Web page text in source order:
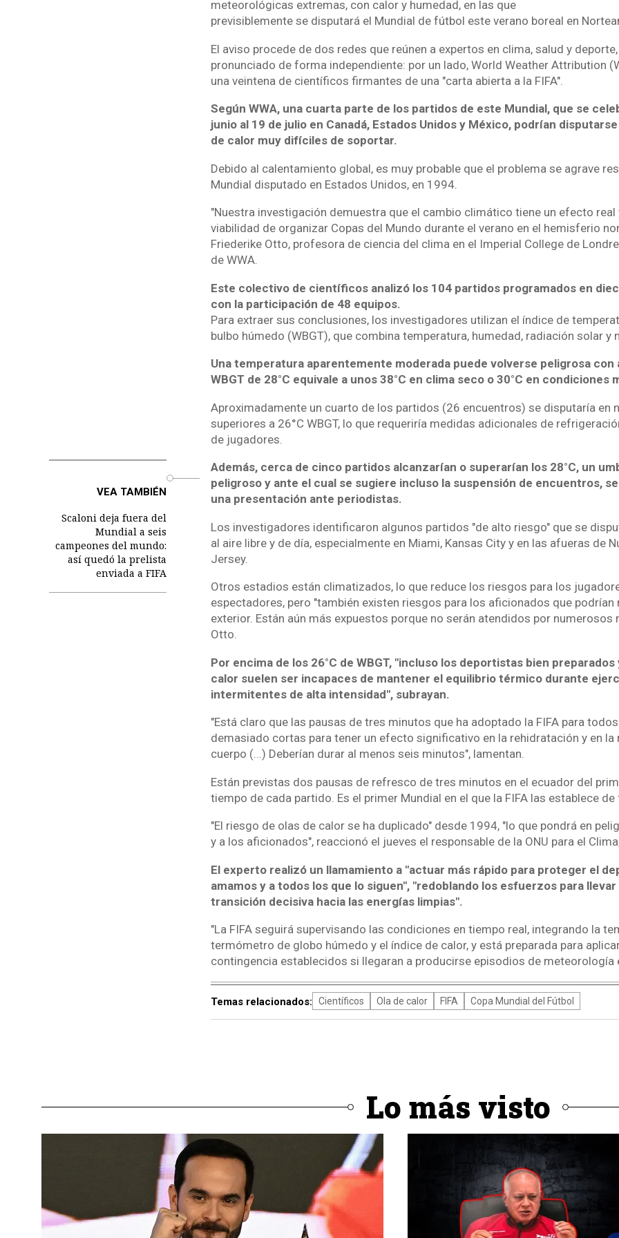
meteorológicas extremas, con calor y humedad, en las que
previsiblemente se disputará el Mundial de fútbol este verano boreal en
El aviso procede de dos redes que reúnen a expertos en clima, salud y
pronunciado de forma independiente: por un lado, World Weather Attribution
una veintena de científicos firmantes de una "carta abierta a la FIFA".
Según WWA, una cuarta parte de los partidos de este Mundial, que se
junio al 19 de julio en Canadá, Estados Unidos y México, podrían
de calor muy difíciles de soportar.
Debido al calentamiento global, es muy probable que el problema se agrave
Mundial disputado en Estados Unidos, en 1994.
"Nuestra investigación demuestra que el cambio climático tiene un efecto real
viabilidad de organizar Copas del Mundo durante el verano en el hemisferio
Friederike Otto, profesora de ciencia del clima en el Imperial College de
de WWA.
Este colectivo de científicos analizó los 104 partidos programados en
con la participación de 48 equipos.
Para extraer sus conclusiones, los investigadores utilizan el índice de
bulbo húmedo (WBGT), que combina temperatura, humedad, radiación solar y
Una temperatura aparentemente moderada puede volverse peligrosa con
WBGT de 28°C equivale a unos 38°C en clima seco o 30°C en condiciones
Aproximadamente un cuarto de los partidos (26 encuentros) se disputaría en
superiores a 26°C WBGT, lo que requeriría medidas adicionales de
de jugadores.
VEA TAMBIÉN
Scaloni deja fuera del
Mundial a seis
campeones del mundo:
así quedó la prelista
enviada a FIFA
Además, cerca de cinco partidos alcanzarían o superarían los 28°C, un
peligroso y ante el cual se sugiere incluso la suspensión de encuentros,
una presentación ante periodistas.
Los investigadores identificaron algunos partidos "de alto riesgo" que se
al aire libre y de día, especialmente en Miami, Kansas City y en las afueras de
Jersey.
Otros estadios están climatizados, lo que reduce los riesgos para los
espectadores, pero "también existen riesgos para los aficionados que podrían
exterior. Están aún más expuestos porque no serán atendidos por numerosos
Otto.
Por encima de los 26°C de WBGT, "incluso los deportistas bien
calor suelen ser incapaces de mantener el equilibrio térmico durante
intermitentes de alta intensidad", subrayan.
"Está claro que las pausas de tres minutos que ha adoptado la FIFA para
demasiado cortas para tener un efecto significativo en la rehidratación y en
cuerpo (...) Deberían durar al menos seis minutos", lamentan.
Están previstas dos pausas de refresco de tres minutos en el ecuador del
tiempo de cada partido. Es el primer Mundial en el que la FIFA las establece
"El riesgo de olas de calor se ha duplicado" desde 1994, "lo que pondrá en
y a los aficionados", reaccionó el jueves el responsable de la ONU para el
El experto realizó un llamamiento a "actuar más rápido para proteger el
amamos y a todos los que lo siguen", "redoblando los esfuerzos para llevar
transición decisiva hacia las energías limpias".
"La FIFA seguirá supervisando las condiciones en tiempo real, integrando la
termómetro de globo húmedo y el índice de calor, y está preparada para
contingencia establecidos si llegaran a producirse episodios de meteorología
Temas relacionados: Científicos Ola de calor FIFA Copa Mundial del Fútbol
Lo más visto